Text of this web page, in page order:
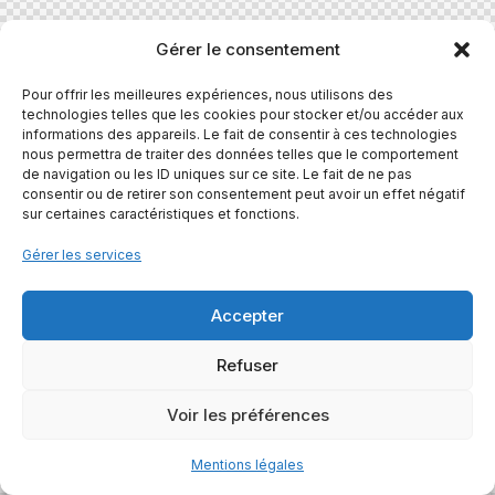
Gérer le consentement
Pour offrir les meilleures expériences, nous utilisons des
technologies telles que les cookies pour stocker et/ou accéder aux
informations des appareils. Le fait de consentir à ces technologies
nous permettra de traiter des données telles que le comportement
de navigation ou les ID uniques sur ce site. Le fait de ne pas
consentir ou de retirer son consentement peut avoir un effet négatif
sur certaines caractéristiques et fonctions.
Gérer les services
Accepter
Refuser
Voir les préférences
Mentions légales